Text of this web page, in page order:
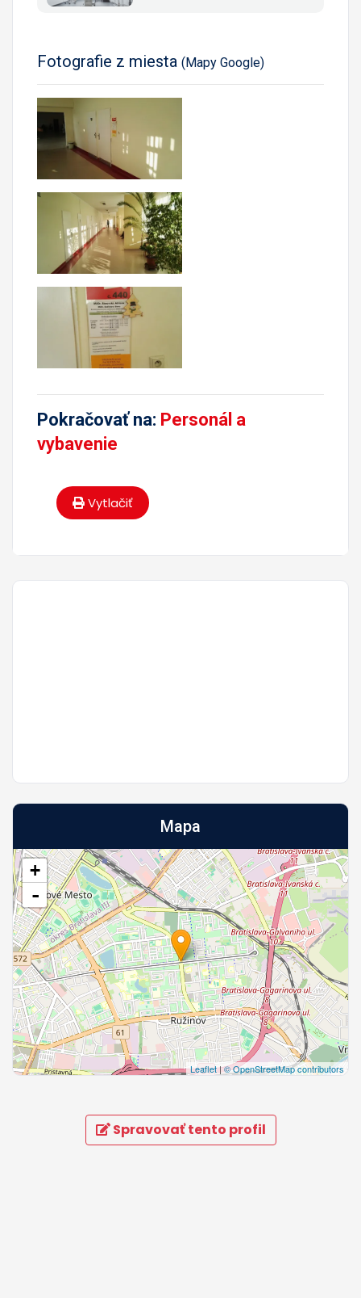
Fotografie z miesta (Mapy Google)
Pokračovať na: Personál a
vybavenie
Vytlačiť
Mapa
+
-
Leaflet|© OpenStreetMap contributors
Spravovať tento profil